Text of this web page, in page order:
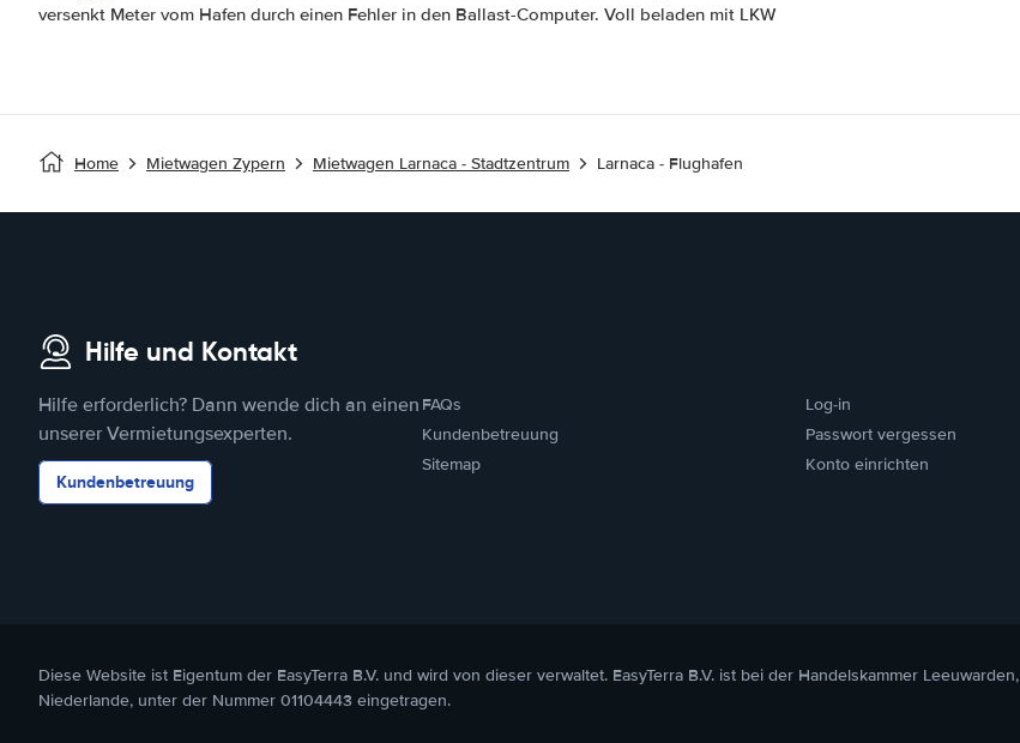
versenkt Meter vom Hafen durch einen Fehler in den Ballast-Computer. Voll beladen mit LKW
Home Mietwagen Zypern Mietwagen Larnaca - Stadtzentrum Larnaca - Flughafen
Hilfe und Kontakt
Hilfe erforderlich? Dann wende dich an einen
unserer Vermietungsexperten.
Kundenbetreuung
FAQs
Kundenbetreuung
Sitemap
Log-in
Passwort vergessen
Konto einrichten
Diese Website ist Eigentum der EasyTerra B.V. und wird von dieser verwaltet. EasyTerra B.V. ist bei der Handelskammer Leeuwarden,
Niederlande, unter der Nummer 01104443 eingetragen.